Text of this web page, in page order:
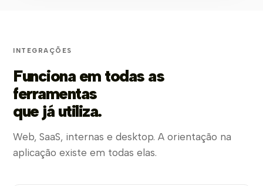
INTEGRAÇÕES
Funciona em todas as
ferramentas
que já utiliza.
Web, SaaS, internas e desktop. A orientação na
aplicação existe em todas elas.